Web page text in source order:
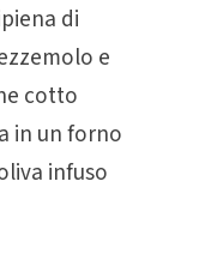
di
e
cotto
in un forno
infuso